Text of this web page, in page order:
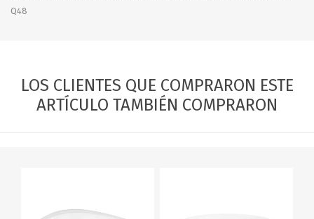
Q48
LOS CLIENTES QUE COMPRARON ESTE
ARTÍCULO TAMBIÉN COMPRARON